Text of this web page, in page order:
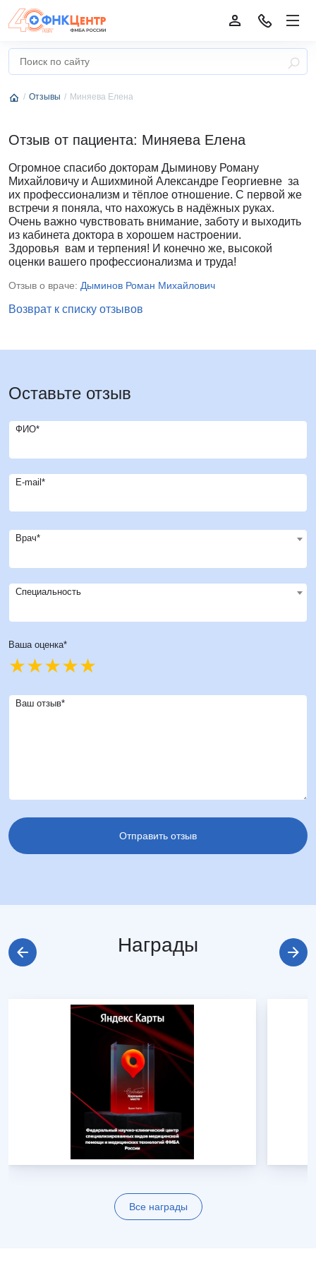
Отзывы Миняева Елена
Отзыв от пациента: Миняева Елена
Огромное спасибо докторам Дыминову Роману
Михайловичу и Ашихминой Александре Георгиевне за
их профессионализм и тёплое отношение. С первой же
встречи я поняла, что нахожусь в надёжных руках.
Очень важно чувствовать внимание, заботу и выходить
из кабинета доктора в хорошем настроении.
Здоровья вам и терпения! И конечно же, высокой
оценки вашего профессионализма и труда!
Отзыв о враче: Дыминов Роман Михайлович
Возврат к списку отзывов
Оставьте отзыв
ФИО*
E-mail*
Врач*
Специальность
Ваша оценка*
Ваш отзыв*
Награды
Все награды